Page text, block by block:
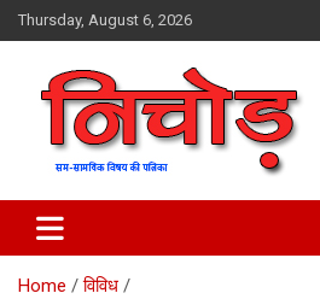
Skip
to
Thursday, August 6, 2026
Nichod
Home
विविध